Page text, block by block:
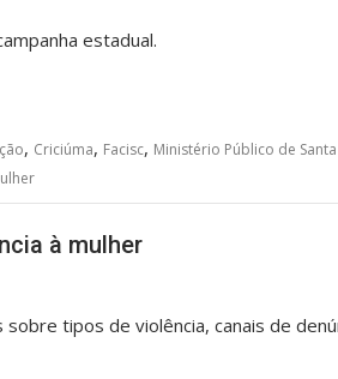
estadual.
, Criciúma, Facisc, Ministério Público de
à mulher
tipos de violência, canais de